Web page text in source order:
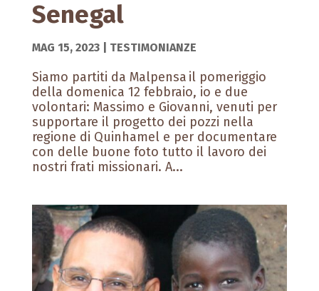
Senegal
MAG 15, 2023| TESTIMONIANZE
Siamo partiti da Malpensa il pomeriggio
della domenica 12 febbraio, io e due
volontari: Massimo e Giovanni, venuti per
supportare il progetto dei pozzi nella
regione di Quinhamel e per documentare
con delle buone foto tutto il lavoro dei
nostri frati missionari. A...